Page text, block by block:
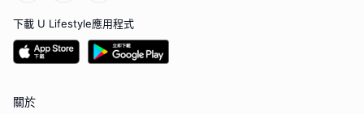
下載 U Lifestyle應用程式
關於